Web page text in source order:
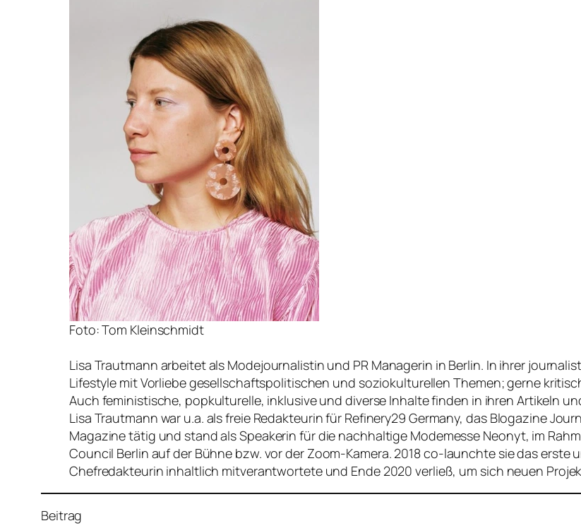
Foto: Tom Kleinschmidt
Lisa Trautmann arbeitet als Modejournalistin und PR Managerin in Berlin. In ihrer
Lifestyle mit Vorliebe gesellschaftspolitischen und soziokulturellen Themen; gerne
Auch feministische, popkulturelle, inklusive und diverse Inhalte finden in ihren Artikeln
Lisa Trautmann war u.a. als freie Redakteurin für Refinery29 Germany, das Blogazine
Magazine tätig und stand als Speakerin für die nachhaltige Modemesse Neonyt, im
Council Berlin auf der Bühne bzw. vor der Zoom-Kamera. 2018 co-launchte sie das erste
Chefredakteurin inhaltlich mitverantwortete und Ende 2020 verließ, um sich neuen
Beitrag